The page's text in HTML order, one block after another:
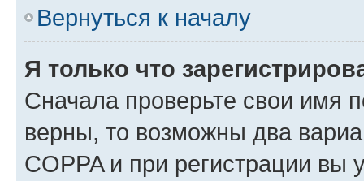
Вернуться к началу
Я только что
Сначала проверьте свои имя
верны, то возможны два
COPPA и при регистрации вы